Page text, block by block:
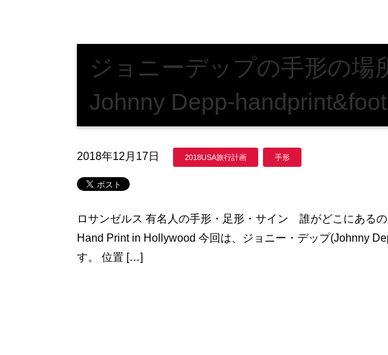
ジョニーデップの手形の場
Johnny Depp-
2018年12月17日 2018USA旅行計画 手形
ロサンゼルス 有名人の手形・足形・サイン 誰がどこにあ
Hand Print in Hollywood 今回は、ジョニー・デップ(Johnny
す。 位置 […]